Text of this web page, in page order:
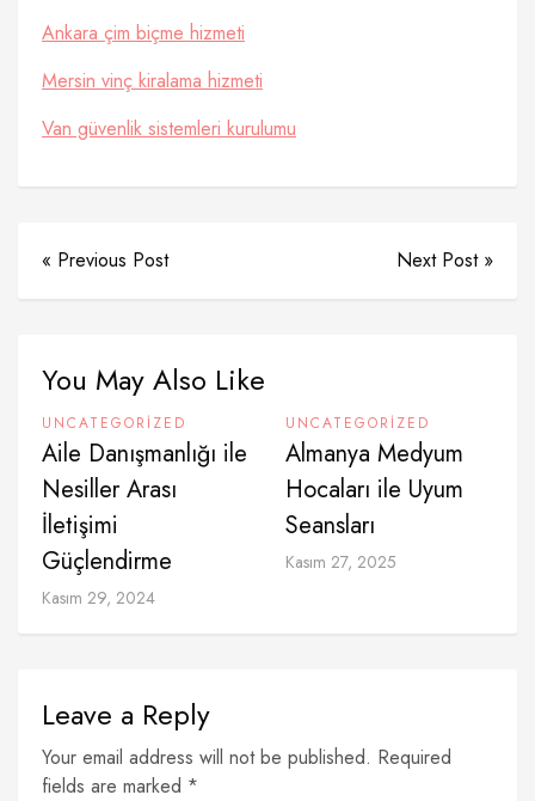
Ankara çim biçme hizmeti
Mersin vinç kiralama hizmeti
Van güvenlik sistemleri kurulumu
« Previous Post Next Post »
You May Also Like
UNCATEGORIZED
Aile Danışmanlığı ile
Nesiller Arası
İletişimi
Güçlendirme
Kasım 29, 2024
UNCATEGORIZED
Almanya Medyum
Hocaları ile Uyum
Seansları
Kasım 27, 2025
Leave a Reply
Your email address will not be published. Required
fields are marked *